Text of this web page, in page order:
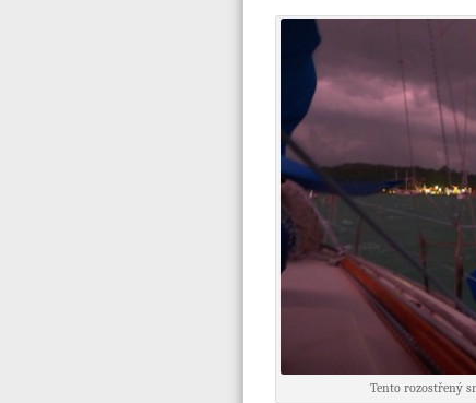
Tento rozostřený